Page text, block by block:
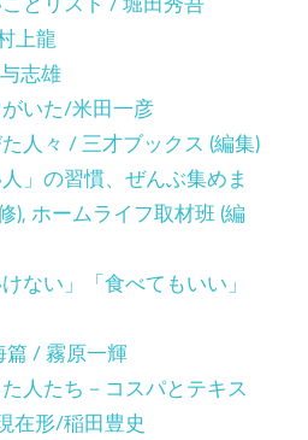
上龍
志雄
いた/米田一彦
人々 / 三才ブックス (編集)
」の習慣、ぜんぶ集めま
), ホームライフ取材班 (編
ない」「食べてもいい」
篇 / 霧原一輝
人たち－コスパとテキス
在形/稲田豊史